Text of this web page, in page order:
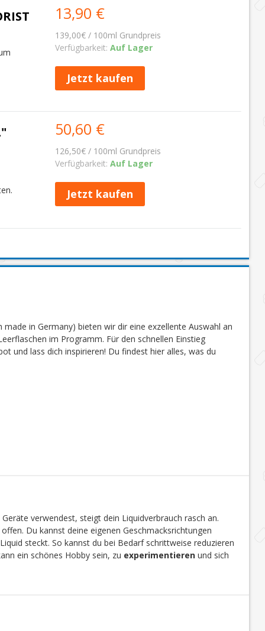
13,90 €
139,00€ / 100ml Grundpreis
Verfügbarkeit: Auf Lager
Jetzt kaufen
50,60 €
126,50€ / 100ml Grundpreis
Verfügbarkeit: Auf Lager
Jetzt kaufen
in Germany) bieten wir dir eine exzellente Auswahl an
im Programm. Für den schnellen Einstieg
und lass dich inspirieren! Du findest hier alles, was du
verwendest, steigt dein Liquidverbrauch rasch an.
Du kannst deine eigenen Geschmacksrichtungen
steckt. So kannst du bei Bedarf schrittweise reduzieren
ein schönes Hobby sein, zu experimentierenund sich